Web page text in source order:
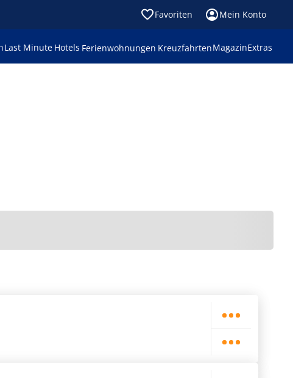
Favoriten Mein Konto
Last Minute Hotels Ferienwohnungen KreuzfahrtenMagazinExtras